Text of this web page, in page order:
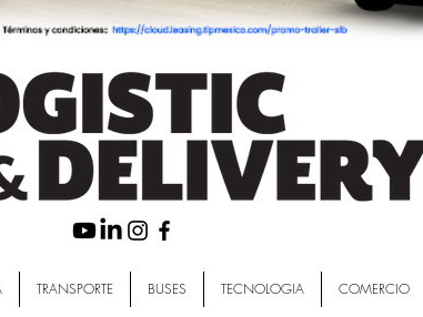
TRANSPORTE BUSES TECNOLOGIA COMERCIO